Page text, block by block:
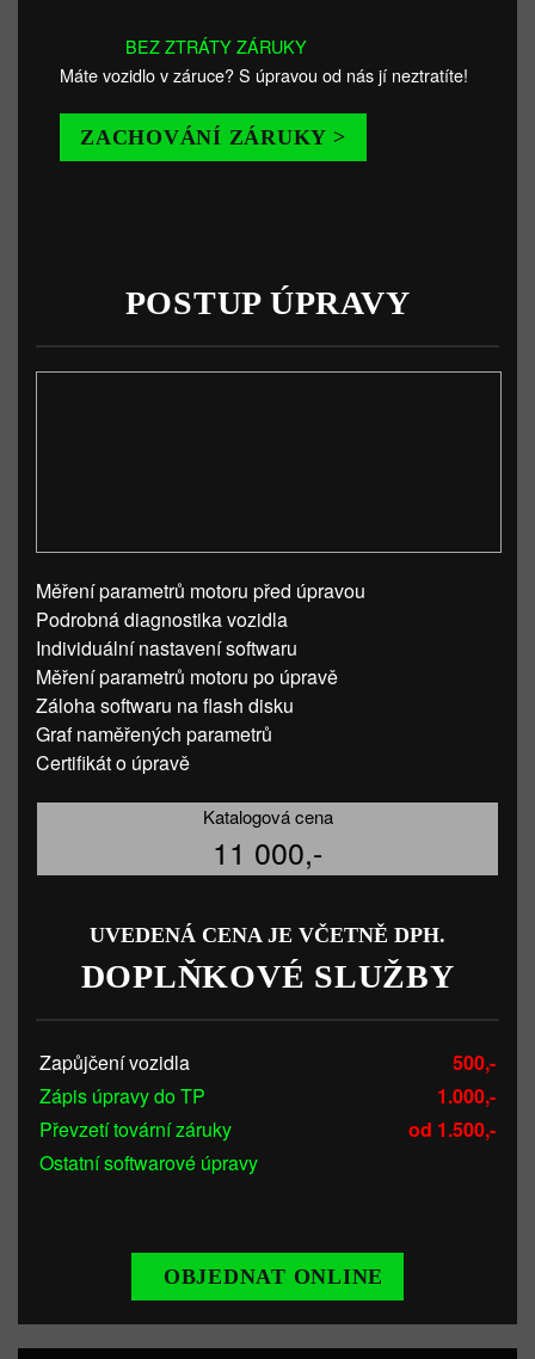
BEZ ZTRÁTY ZÁRUKY
Máte vozidlo v záruce? S úpravou od nás jí neztratíte!
ZACHOVÁNÍ ZÁRUKY >
POSTUP ÚPRAVY
Měření parametrů motoru před úpravou
Podrobná diagnostika vozidla
Individuální nastavení softwaru
Měření parametrů motoru po úpravě
Záloha softwaru na flash disku
Graf naměřených parametrů
Certifikát o úpravě
Katalogová cena
11 000,-
UVEDENÁ CENA JE VČETNĚ DPH.
DOPLŇKOVÉ SLUŽBY
Zapůjčení vozidla
500,-
Zápis úpravy do TP
1.000,-
Převzetí tovární záruky
od 1.500,-
Ostatní softwarové úpravy
OBJEDNAT ONLINE